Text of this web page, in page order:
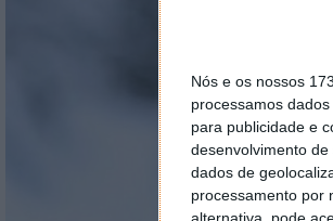
Nós e os nossos
processamos
para publicidade e
desenvolvimento de
dados de
processamento por